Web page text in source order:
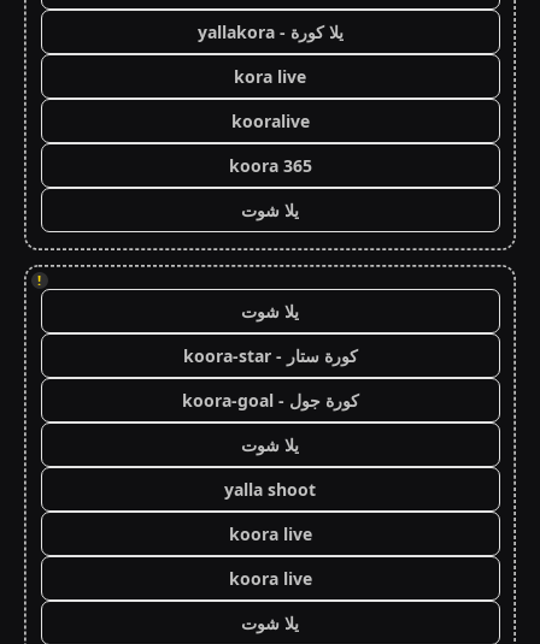
يلا كورة - yallakora
kora live
kooralive
koora 365
يلا شوت
!
يلا شوت
كورة ستار - koora-star
كورة جول - koora-goal
يلا شوت
yalla shoot
koora live
koora live
يلا شوت